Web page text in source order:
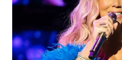
WN
WN
NATUNA